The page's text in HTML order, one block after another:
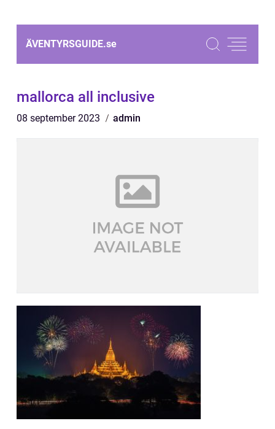
ÄVENTYRSGUIDE.se
mallorca all inclusive
08 september 2023 admin